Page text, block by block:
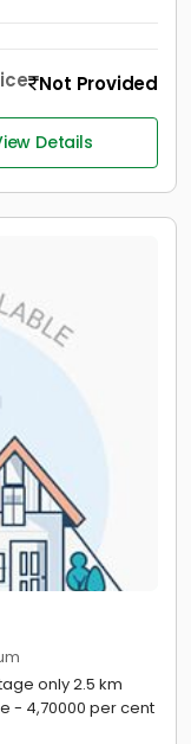
Not Provided
Details
only 2.5 km
- 4,70000 per cent